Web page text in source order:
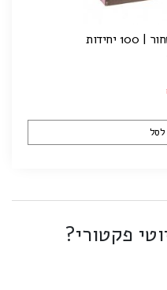
לסל
פקטורי?